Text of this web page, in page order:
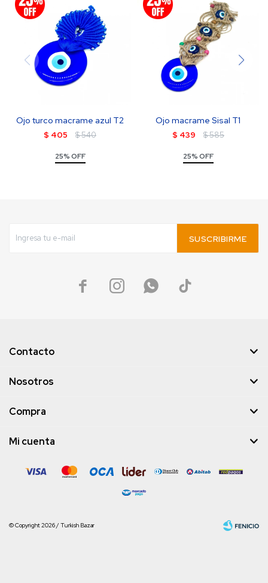
Ojo turco macrame azul T2
$ 405 $540
25% OFF
Ojo macrame Sisal T1
$ 439 $585
25% OFF
SUSCRIBIRME
   
Contacto
Nosotros
Compra
Mi cuenta
© Copyright 2026 / Turkish Bazar